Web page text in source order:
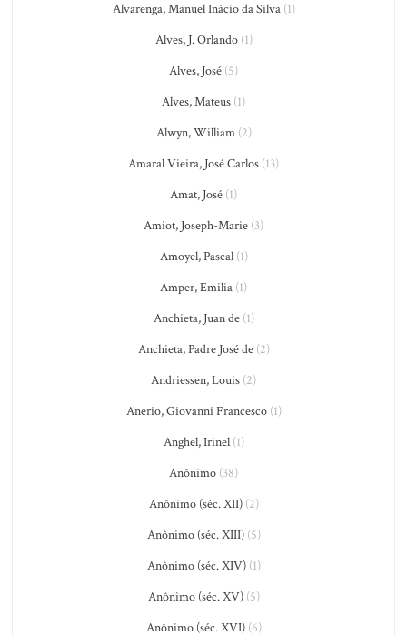
Alvarenga, Manuel Inácio da Silva(1)
Alves, J. Orlando(1)
Alves, José (5)
Alves, Mateus (1)
Alwyn, William(2)
Amaral Vieira, José Carlos (13)
Amat, José (1)
Amiot, Joseph-Marie (3)
Amoyel, Pascal(1)
Amper, Emilia (1)
Anchieta, Juan de(1)
Anchieta, Padre José de(2)
Andriessen, Louis (2)
Anerio, Giovanni Francesco(1)
Anghel, Irinel(1)
Anônimo (38)
Anônimo (séc. XII)(2)
Anônimo (séc. XIII)(5)
Anônimo (séc. XIV)(1)
Anônimo (séc. XV)(5)
Anônimo (séc. XVI)(6)